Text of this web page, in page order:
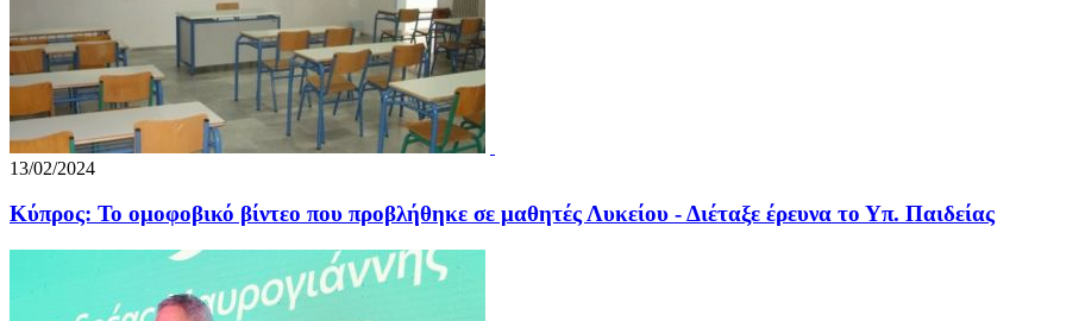
13/02/2024
Κύπρος: Το ομοφοβικό βίντεο που προβλήθηκε σε μαθητές Λυκείου - Διέταξε έρευνα το Υπ. Παιδείας